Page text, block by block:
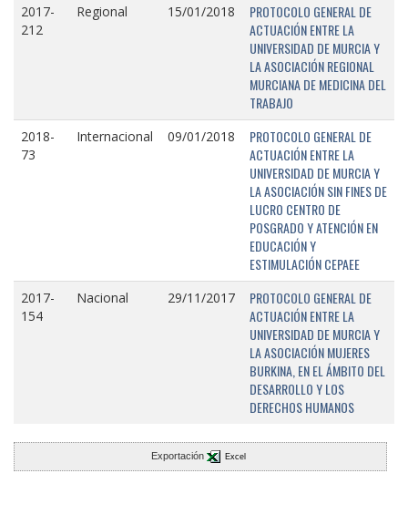
2017-
212
Regional 15/01/2018
PROTOCOLO GENERAL DE
ACTUACIÓN ENTRE LA
UNIVERSIDAD DE MURCIA Y
LA ASOCIACIÓN REGIONAL
MURCIANA DE MEDICINA DEL
TRABAJO
2018-
73
Internacional 09/01/2018
PROTOCOLO GENERAL DE
ACTUACIÓN ENTRE LA
UNIVERSIDAD DE MURCIA Y
LA ASOCIACIÓN SIN FINES DE
LUCRO CENTRO DE
POSGRADO Y ATENCIÓN EN
EDUCACIÓN Y
ESTIMULACIÓN CEPAEE
2017-
154
Nacional 29/11/2017
PROTOCOLO GENERAL DE
ACTUACIÓN ENTRE LA
UNIVERSIDAD DE MURCIA Y
LA ASOCIACIÓN MUJERES
BURKINA, EN EL ÁMBITO DEL
DESARROLLO Y LOS
DERECHOS HUMANOS
Exportación Excel